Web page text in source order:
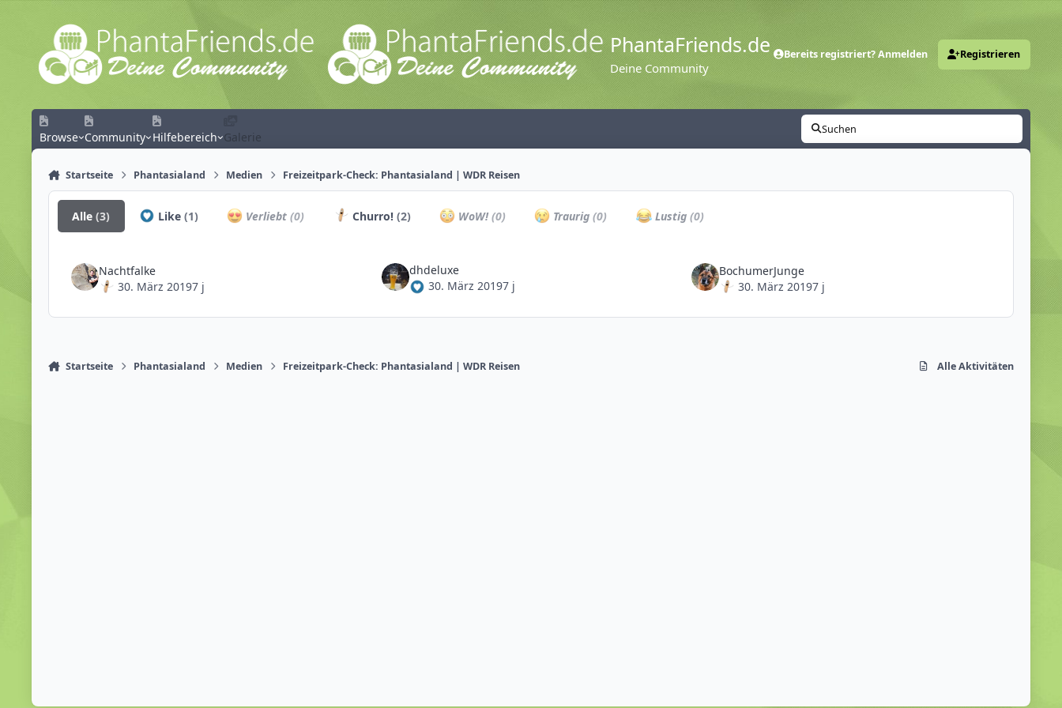
Zum Inhalt springen
PhantaFriends.de
Deine Community
Bereits registriert? Anmelden Registrieren
Browse Community Hilfebereich Galerie
Suchen
Startseite Phantasialand Medien Freizeitpark-Check: Phantasialand | WDR Reisen
Alle(3) Like (1) Verliebt(0) Churro! (2) WoW!(0) Traurig(0) Lustig (0)
Nachtfalke
30. März 20197 j
dhdeluxe
30. März 20197 j
BochumerJunge
30. März 20197 j
Startseite Phantasialand Medien Freizeitpark-Check: Phantasialand | WDR Reisen Alle Aktivitäten